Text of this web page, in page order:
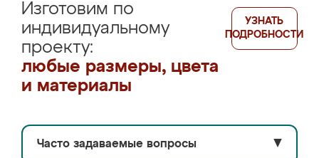
Изготовим по
индивидуальному
проекту:
любые размеры, цвета
и материалы
УЗНАТЬ
ПОДРОБНОСТИ
Часто задаваемые вопросы ▼